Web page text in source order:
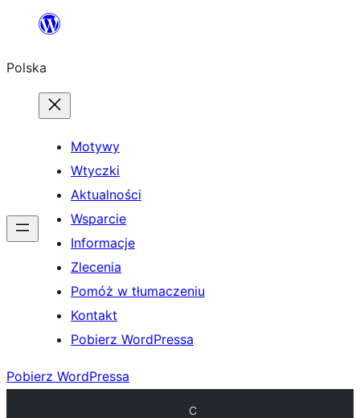
Przejdź
treści
Polska
Motywy
Wtyczki
Aktualności
Wsparcie
Informacje
Zlecenia
Pomóż w tłumaczeniu
Kontakt
Pobierz WordPressa
Pobierz WordPressa
C